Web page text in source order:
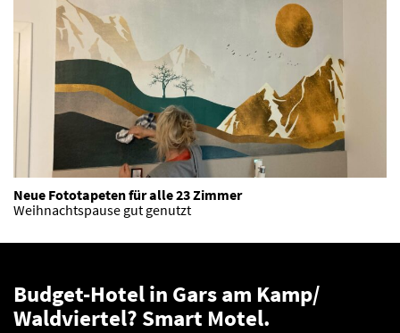
Neue Fototapeten für alle 23 Zimmer
Weihnachtspause gut genutzt
Budget-Hotel in Gars am Kamp/
Waldviertel? Smart Motel.